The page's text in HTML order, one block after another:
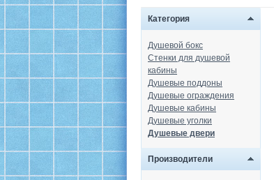
Категория
Душевой бокс
Стенки для душевой
кабины
Душевые поддоны
Душевые ограждения
Душевые кабины
Душевые уголки
Душевые двери
Производители